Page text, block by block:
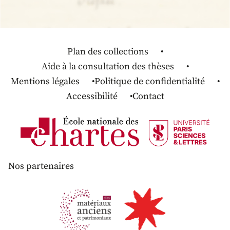
Plan des collections
Aide à la consultation des thèses
Mentions légales
Politique de confidentialité
Accessibilité
Contact
Nos partenaires